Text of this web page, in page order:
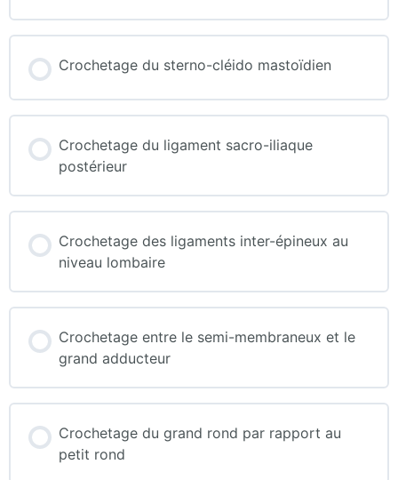
Crochetage du sterno-cléido mastoïdien
Crochetage du ligament sacro-iliaque
postérieur
Crochetage des ligaments inter-épineux au
niveau lombaire
Crochetage entre le semi-membraneux et le
grand adducteur
Crochetage du grand rond par rapport au
petit rond